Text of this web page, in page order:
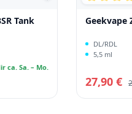
Tank
ca. Sa. – Mo.
Geekvape
DL/RDL
5,5 ml
27,90 €